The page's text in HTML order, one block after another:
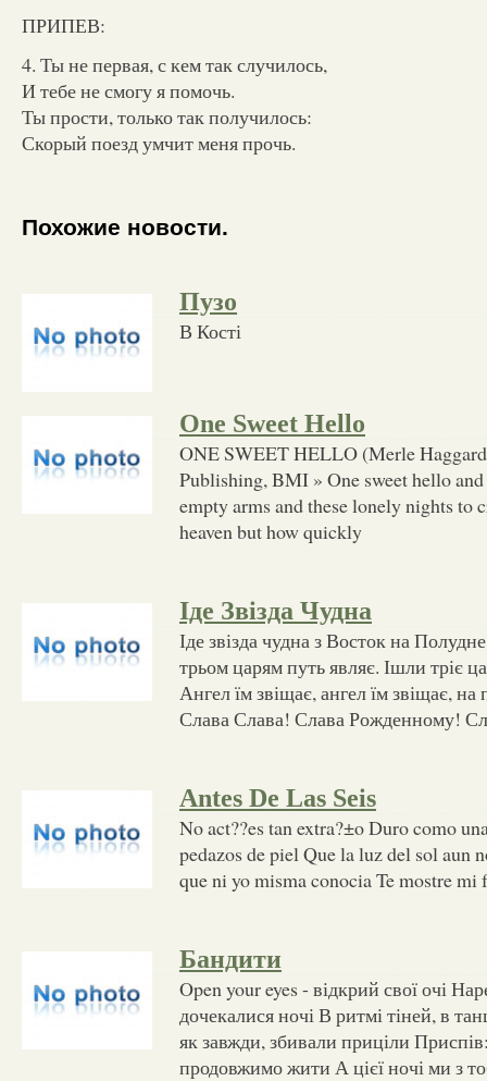
ПРИПЕВ:
4. Ты не первая, с кем так случилось,
И тебе не смогу я помочь.
Ты прости, только так получилось:
Скорый поезд умчит меня прочь.
Похожие новости.
Пузо
В Кості
One Sweet Hello
ONE SWEET HELLO (Merle
Publishing, BMI » One sweet hello and
empty arms and these lonely nights to
heaven but how quickly
Іде Звізда Чудна
Іде звізда чудна з Восток на
трьом царям путь являє. Ішли тріє
Ангел їм звіщає, ангел їм звіщає, на
Слава Слава! Слава Рожденному!
Antes De Las Seis
No act??es tan extra?±o Duro como
pedazos de piel Que la luz del sol aun
que ni yo misma conocia Te mostre
Бандити
Open your eyes - відкрий свої очі
дочекалися ночі В ритмі тіней, в
як завжди, збивали приціли
продовжимо жити А цієї ночі ми з